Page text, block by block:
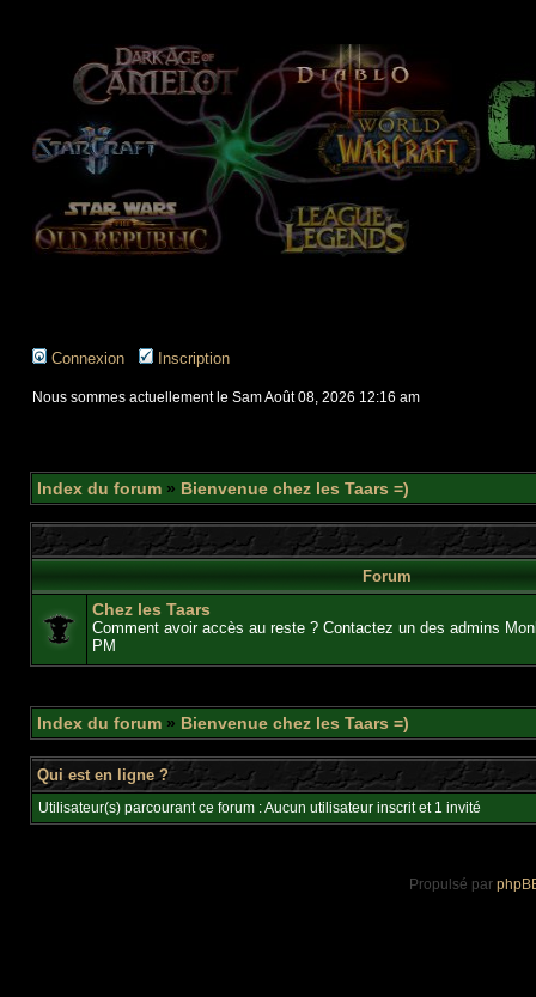
Connexion Inscription
Nous sommes actuellement le Sam Août 08, 2026 12:16 am
Index du forum » Bienvenue chez les Taars =)
Forum
Chez les Taars
Comment avoir accès au reste ? Contactez un des admins
PM
Index du forum » Bienvenue chez les Taars =)
Qui est en ligne ?
Utilisateur(s) parcourant ce forum : Aucun utilisateur inscrit et 1 invité
Propulsé par